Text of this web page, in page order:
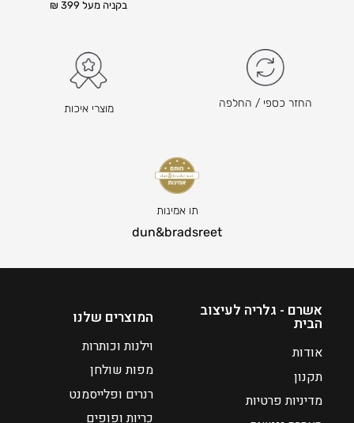
בקניה מעל 399 ₪
החזר כספי / החלפה מוצרי איכות
תו אמינות
dun&bradsreet
המוצרים שלנו
וילנות וכותרות
מפות שולחן
רנרים ופלייסמנט
כריות ופופים
אשרם - גלריה לעיצוב
הבית
אודות
תקנון
מדיניות פרטיות